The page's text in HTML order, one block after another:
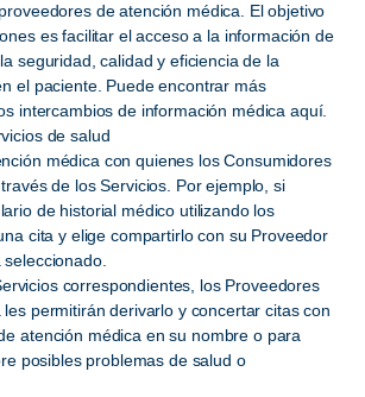
de atención médica. El objetivo
es facilitar el acceso a la información de
seguridad, calidad y eficiencia de la
el paciente. Puede encontrar más
intercambios de información médica aquí.
de salud
médica con quienes los Consumidores
de los Servicios. Por ejemplo, si
de historial médico utilizando los
cita y elige compartirlo con su Proveedor
correspondientes, los Proveedores
permitirán derivarlo y concertar citas con
atención médica en su nombre o para
posibles problemas de salud o